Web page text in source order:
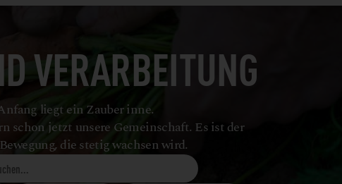
VERARBEITUNG
liegt ein Zauber inne.
schon jetzt unsere Gemeinschaft. Es ist der
die stetig wachsen wird.